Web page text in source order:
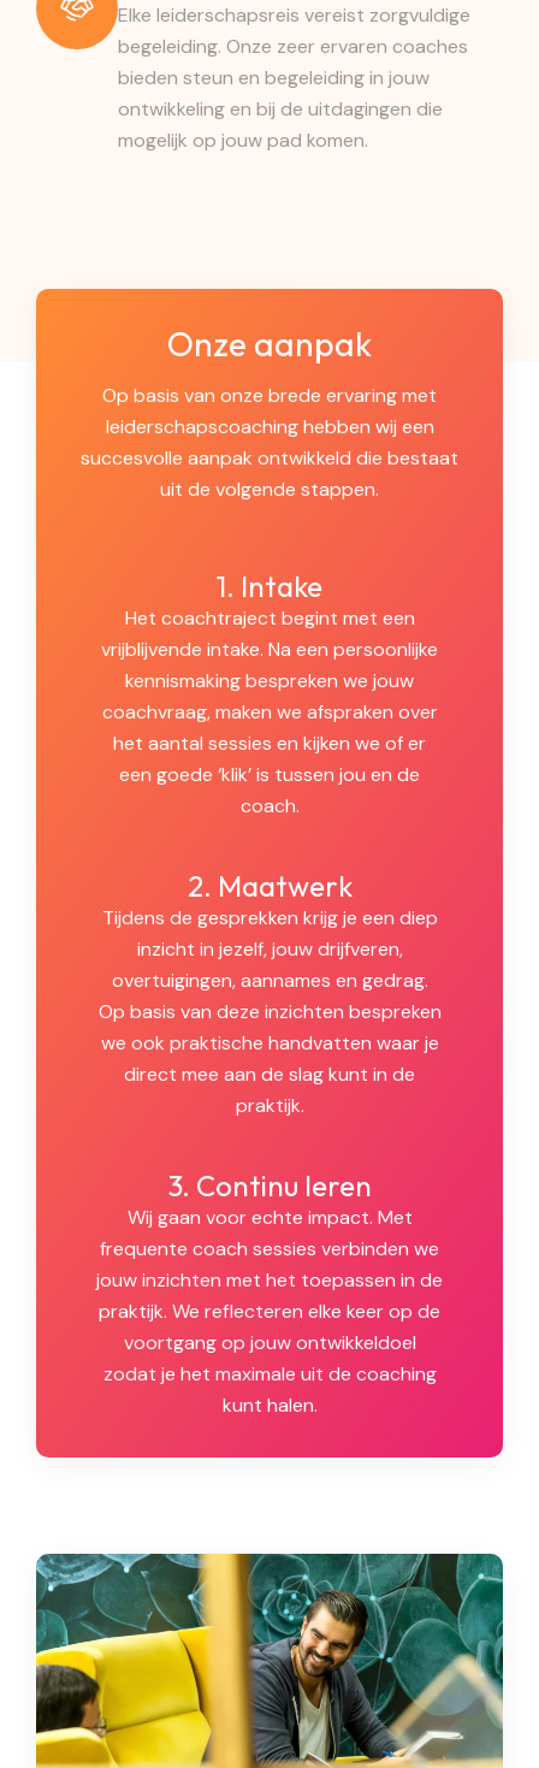
Elke leiderschapsreis vereist zorgvuldige
begeleiding. Onze zeer ervaren coaches
bieden steun en begeleiding in jouw
ontwikkeling en bij de uitdagingen die
mogelijk op jouw pad komen.
Onze aanpak
Op basis van onze brede ervaring met
leiderschapscoaching hebben wij een
succesvolle aanpak ontwikkeld die bestaat
uit de volgende stappen.
1. Intake
Het coachtraject begint met een
vrijblijvende intake. Na een persoonlijke
kennismaking bespreken we jouw
coachvraag, maken we afspraken over
het aantal sessies en kijken we of er
een goede ‘klik’ is tussen jou en de
coach.
2. Maatwerk
Tijdens de gesprekken krijg je een diep
inzicht in jezelf, jouw drijfveren,
overtuigingen, aannames en gedrag.
Op basis van deze inzichten bespreken
we ook praktische handvatten waar je
direct mee aan de slag kunt in de
praktijk.
3. Continu leren
Wij gaan voor echte impact. Met
frequente coach sessies verbinden we
jouw inzichten met het toepassen in de
praktijk. We reflecteren elke keer op de
voortgang op jouw ontwikkeldoel
zodat je het maximale uit de coaching
kunt halen.